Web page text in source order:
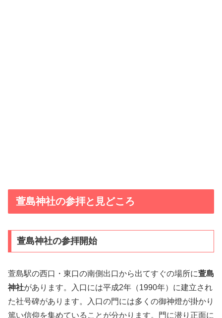
萱島神社の参拝と見どころ
萱島神社の参拝開始
萱島駅の西口・東口の南側出口から出てすぐの場所に萱島
神社があります。入口には平成2年（1990年）に建立され
た社号碑があります。入口の門には多くの御神燈が掛かり
篤い信仰を集めていることが分かります。門に潜り正面に